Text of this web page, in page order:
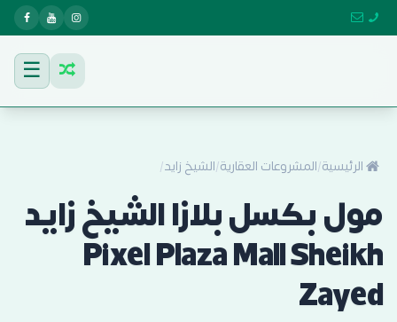
☰
الرئيسية/المشروعات العقارية/الشيخ زايد/
مول بكسل بلازا الشيخ زايد
Pixel Plaza Mall Sheikh
Zayed